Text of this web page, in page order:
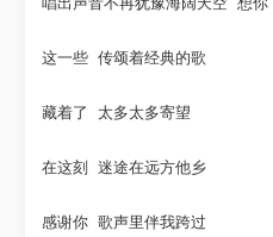
这一些 传颂着经典的歌
藏着了 太多太多寄望
在这刻 迷途在远方他乡
感谢你 歌声里伴我跨过